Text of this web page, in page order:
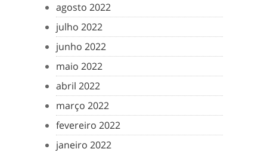
agosto 2022
julho 2022
junho 2022
maio 2022
abril 2022
março 2022
fevereiro 2022
janeiro 2022